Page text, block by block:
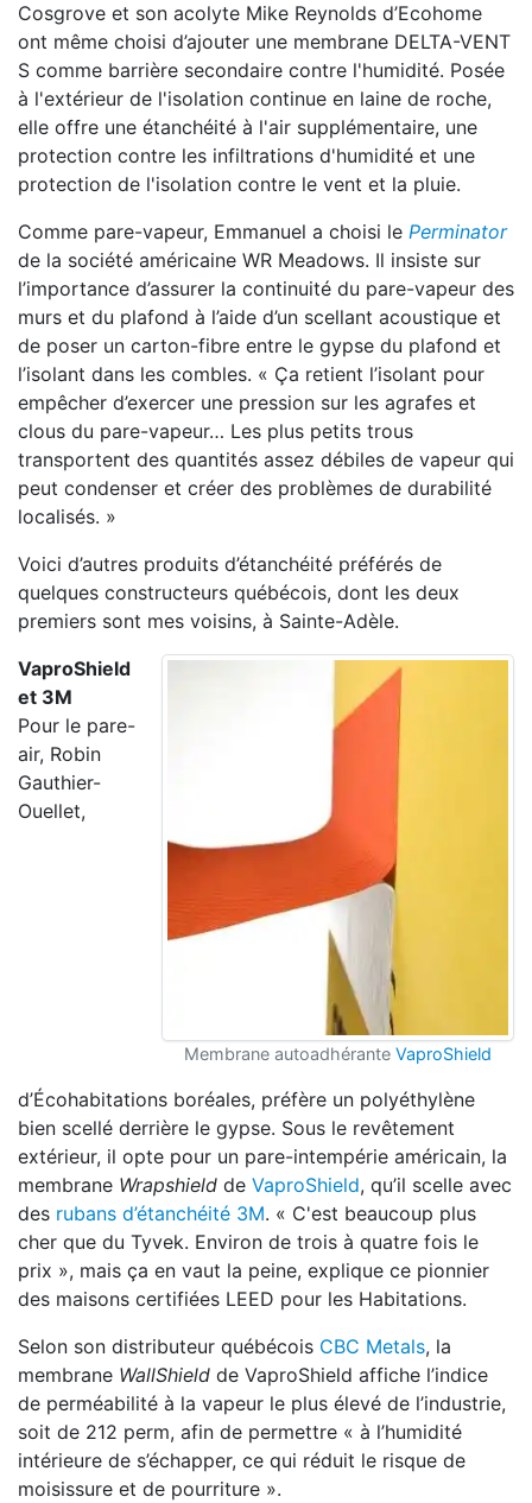
Cosgrove et son acolyte Mike Reynolds d’Ecohome
ont même choisi d’ajouter une membrane DELTA-VENT
S comme barrière secondaire contre l'humidité. Posée
à l'extérieur de l'isolation continue en laine de roche,
elle offre une étanchéité à l'air supplémentaire, une
protection contre les infiltrations d'humidité et une
protection de l'isolation contre le vent et la pluie.
Comme pare-vapeur, Emmanuel a choisi le Perminator
de la société américaine WR Meadows. Il insiste sur
l’importance d’assurer la continuité du pare-vapeur des
murs et du plafond à l’aide d’un scellant acoustique et
de poser un carton-fibre entre le gypse du plafond et
l’isolant dans les combles. « Ça retient l’isolant pour
empêcher d’exercer une pression sur les agrafes et
clous du pare-vapeur… Les plus petits trous
transportent des quantités assez débiles de vapeur qui
peut condenser et créer des problèmes de durabilité
localisés. »
Voici d’autres produits d’étanchéité préférés de
quelques constructeurs québécois, dont les deux
premiers sont mes voisins, à Sainte-Adèle.
Membrane autoadhérante VaproShield
VaproShield
et 3M
Pour le pare-
air, Robin
Gauthier-
Ouellet,
d’Écohabitations boréales, préfère un polyéthylène
bien scellé derrière le gypse. Sous le revêtement
extérieur, il opte pour un pare-intempérie américain, la
membrane Wrapshield de VaproShield, qu’il scelle avec
des rubans d’étanchéité 3M. « C'est beaucoup plus
cher que du Tyvek. Environ de trois à quatre fois le
prix », mais ça en vaut la peine, explique ce pionnier
des maisons certifiées LEED pour les Habitations.
Selon son distributeur québécois CBC Metals, la
membrane WallShield de VaproShield affiche l’indice
de perméabilité à la vapeur le plus élevé de l’industrie,
soit de 212 perm, afin de permettre « à l’humidité
intérieure de s’échapper, ce qui réduit le risque de
moisissure et de pourriture ».